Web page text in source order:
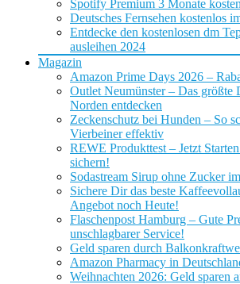
Spotify Premium 3 Monate
Deutsches Fernsehen kostenlos
Entdecke den kostenlosen dm
ausleihen 2024
Magazin
Amazon Prime Days 2026 –
Outlet Neumünster – Das größte
Norden entdecken
Zeckenschutz bei Hunden – So
Vierbeiner effektiv
REWE Produkttest – Jetzt
sichern!
Sodastream Sirup ohne Zucker
Sichere Dir das beste
Angebot noch Heute!
Flaschenpost Hamburg – Gute
unschlagbarer Service!
Geld sparen durch
Amazon Pharmacy in
Weihnachten 2026: Geld sparen